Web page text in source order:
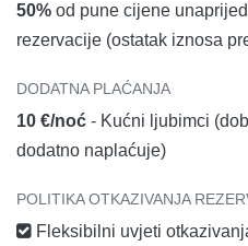
50% od pune cijene
rezervacije (ostatak iznosa
DODATNA PLAĆANJA
10 €/noć - Kućni ljubimci
dodatno naplaćuje)
POLITIKA OTKAZIVANJA
Fleksibilni uvjeti